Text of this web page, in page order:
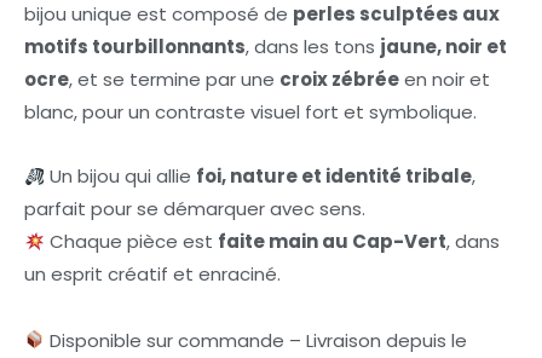
bijou unique est composé de perles sculptées aux
motifs tourbillonnants, dans les tons jaune, noir et
ocre, et se termine par une croix zébréeen noir et
blanc, pour un contraste visuel fort et symbolique.
Un bijou qui allie foi, nature et identité tribale,
parfait pour se démarquer avec sens.
Chaque pièce est faite main au Cap-Vert, dans
un esprit créatif et enraciné.
Disponible sur commande – Livraison depuis le